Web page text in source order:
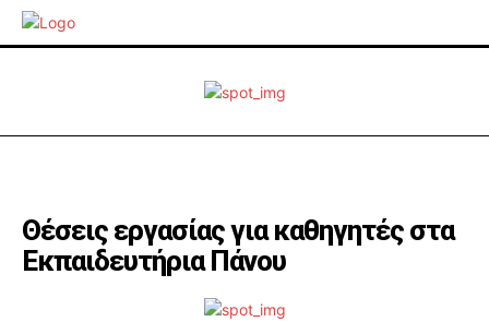
Θέσεις εργασίας για καθηγητές στα
Εκπαιδευτήρια Πάνου